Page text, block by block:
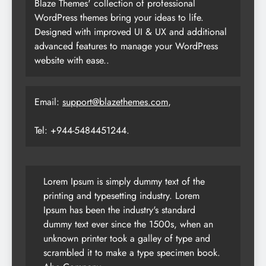
Blaze Themes' collection of professional
WordPress themes bring your ideas to life.
Designed with improved UI & UX and additional
advanced features to manage your WordPress
website with ease..
Email: support@blazethemes.com,
Tel: +944-5484451244.
Lorem Ipsum is simply dummy text of the
printing and typesetting industry. Lorem
Ipsum has been the industry's standard
dummy text ever since the 1500s, when an
unknown printer took a galley of type and
scrambled it to make a type specimen book.